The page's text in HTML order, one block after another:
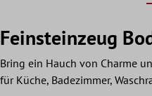
Feinsteinzeug
Bring ein Hauch von Charme
für Küche, Badezimmer,